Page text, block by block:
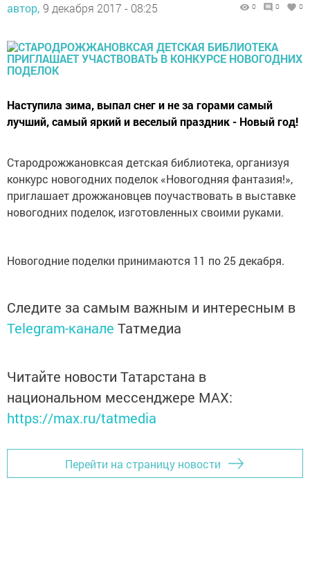
автор, 9 декабря 2017 - 08:25 0 0 0
Наступила зима, выпал снег и не за горами самый
лучший, самый яркий и веселый праздник - Новый год!
Стародрожжановксая детская библиотека, организуя
конкурс новогодних поделок «Новогодняя фантазия!»,
приглашает дрожжановцев поучаствовать в выставке
новогодних поделок, изготовленных своими руками.
Новогодние поделки принимаются 11 по 25 декабря.
Следите за самым важным и интересным в
Telegram-канале Татмедиа
Читайте новости Татарстана в
национальном мессенджере MАХ:
https://max.ru/tatmedia
Перейти на страницу новости